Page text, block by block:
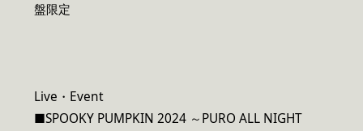
盤限定
Live・Event
■SPOOKY PUMPKIN 2024 ～PURO ALL NIGHT